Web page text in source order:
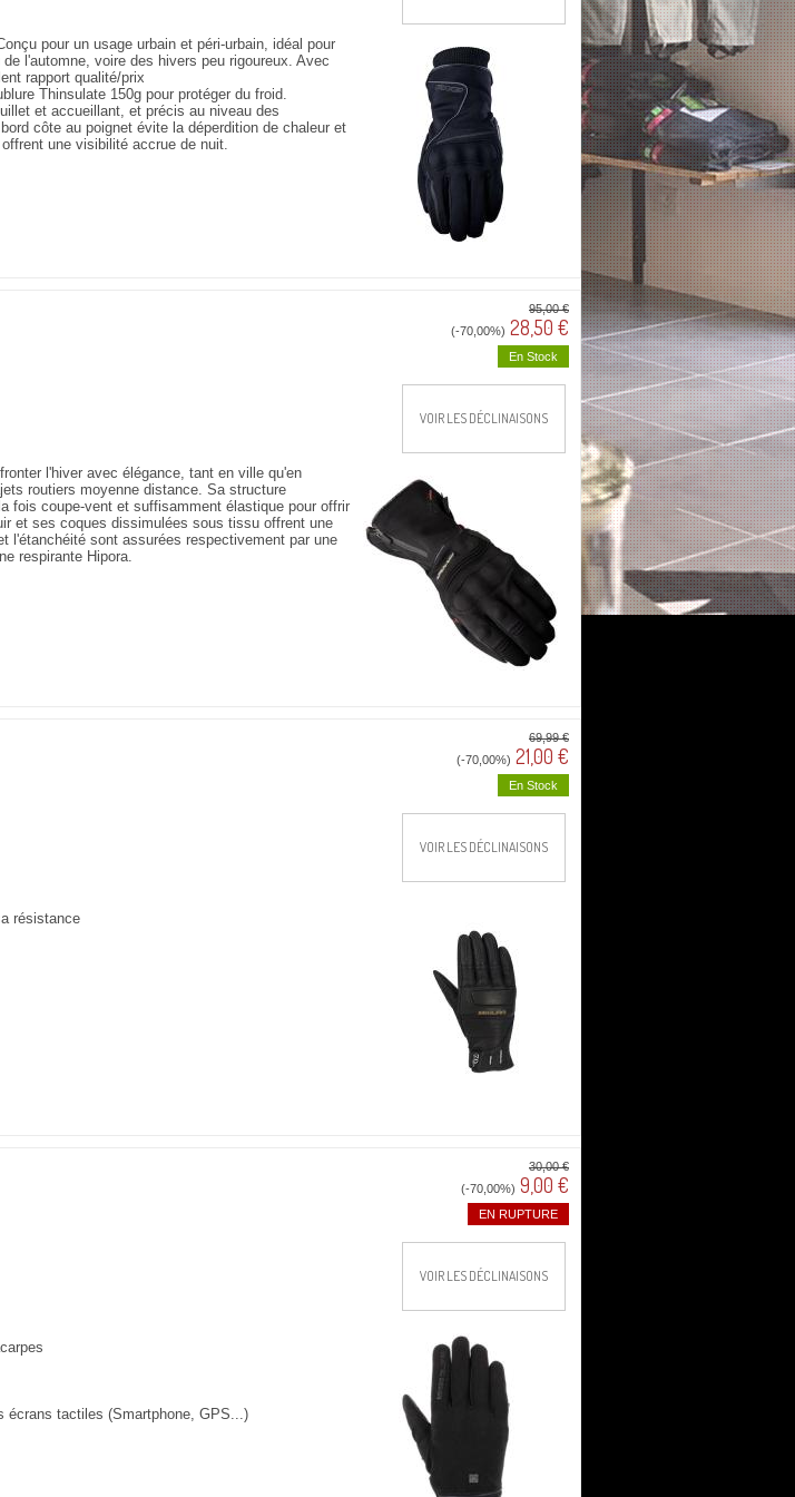
pour un usage urbain et péri-urbain, idéal pour
l'automne, voire des hivers peu rigoureux. Avec
rapport qualité/prix
Thinsulate 150g pour protéger du froid.
et accueillant, et précis au niveau des
côte au poignet évite la déperdition de chaleur et
une visibilité accrue de nuit.
95,00 €
(-70,00%) 28,50 €
En Stock
VOIR LES DÉCLINAISONS
l'hiver avec élégance, tant en ville qu'en
routiers moyenne distance. Sa structure
fois coupe-vent et suffisamment élastique pour offrir
et ses coques dissimulées sous tissu offrent une
l'étanchéité sont assurées respectivement par une
respirante Hipora.
69,99 €
(-70,00%) 21,00 €
En Stock
VOIR LES DÉCLINAISONS
résistance
30,00 €
(-70,00%) 9,00 €
EN RUPTURE
VOIR LES DÉCLINAISONS
écrans tactiles (Smartphone, GPS...)